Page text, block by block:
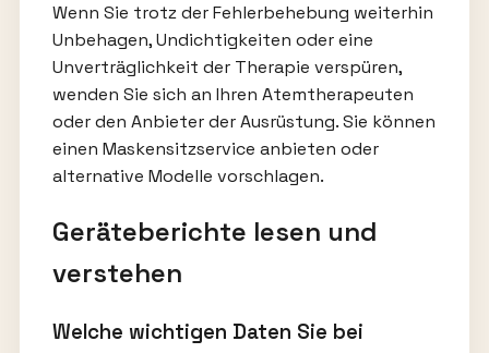
Wenn Sie trotz der Fehlerbehebung weiterhin
Unbehagen, Undichtigkeiten oder eine
Unverträglichkeit der Therapie verspüren,
wenden Sie sich an Ihren Atemtherapeuten
oder den Anbieter der Ausrüstung. Sie können
einen Maskensitzservice anbieten oder
alternative Modelle vorschlagen.
Geräteberichte lesen und
verstehen
Welche wichtigen Daten Sie bei